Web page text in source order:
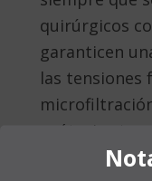
quirúrgicos
garanticen
las tensiones
prótesis